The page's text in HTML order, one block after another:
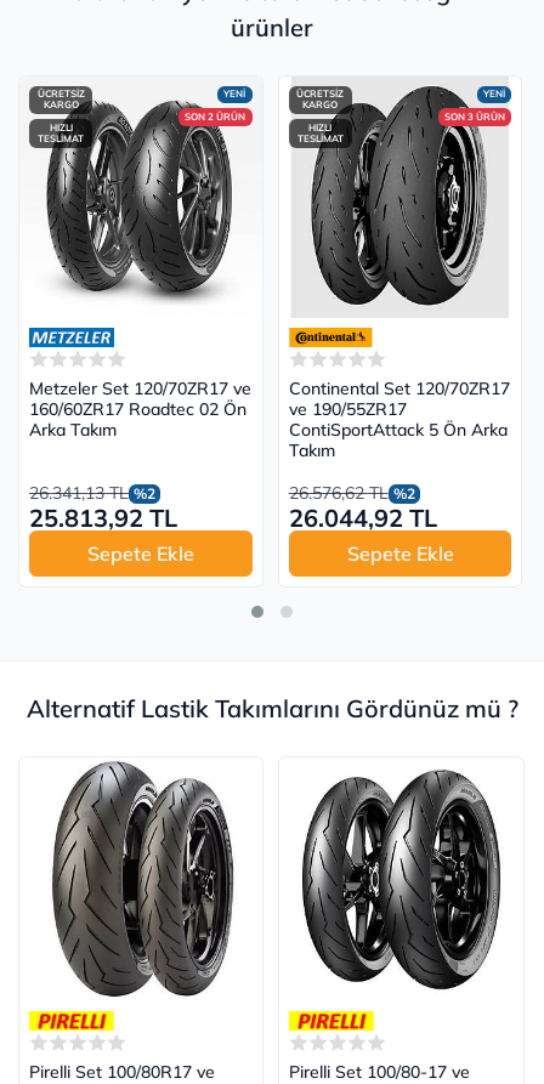
ürünler
YENİ
SON 2 ÜRÜN
ÜCRETSİZ
KARGO
HIZLI
TESLİMAT
Metzeler Set 120/70ZR17 ve
160/60ZR17 Roadtec 02 Ön
Arka Takım
26.341,13 TL %2
25.813,92 TL
Sepete Ekle
YENİ
SON 3 ÜRÜN
ÜCRETSİZ
KARGO
HIZLI
TESLİMAT
Continental Set 120/70ZR17
ve 190/55ZR17
ContiSportAttack 5 Ön Arka
Takım
26.576,62 TL %2
26.044,92 TL
Sepete Ekle
Alternatif Lastik Takımlarını Gördünüz mü ?
Pirelli Set 100/80R17 ve
Pirelli Set 100/80-17 ve